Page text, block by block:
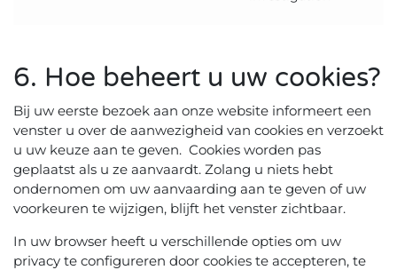
6. Hoe beheert u uw cookies?
Bij uw eerste bezoek aan onze website informeert een
venster u over de aanwezigheid van cookies en verzoekt
u uw keuze aan te geven. Cookies worden pas
geplaatst als u ze aanvaardt. Zolang u niets hebt
ondernomen om uw aanvaarding aan te geven of uw
voorkeuren te wijzigen, blijft het venster zichtbaar.
In uw browser heeft u verschillende opties om uw
privacy te configureren door cookies te accepteren, te